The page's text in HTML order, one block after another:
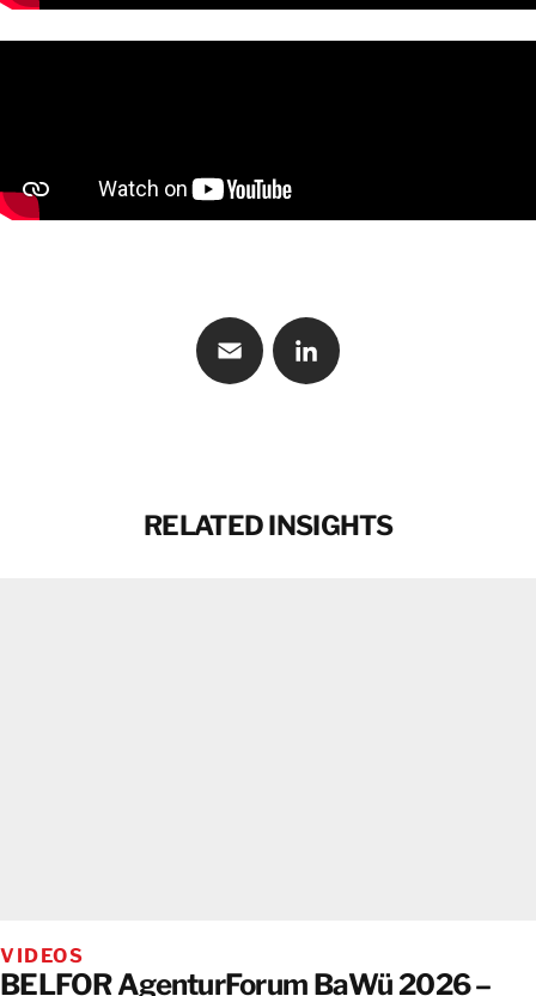
KONTAKT
RELATED INSIGHTS
VIDEOS
BELFOR AgenturForum BaWü 2026 –